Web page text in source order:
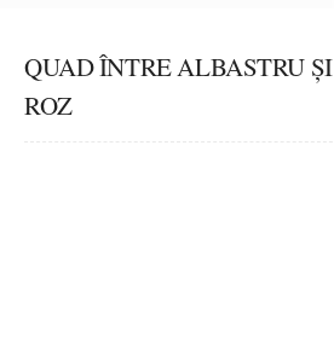
QUAD ÎNTRE ALBASTRU ȘI
ROZ